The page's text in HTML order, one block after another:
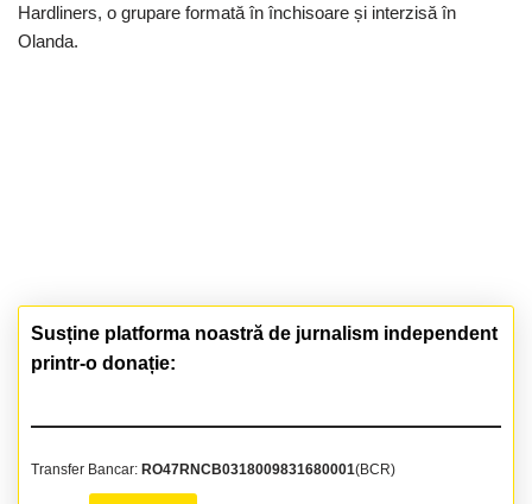
Hardliners, o grupare formată în închisoare și interzisă în
Olanda.
Susține platforma noastră de jurnalism independent
printr-o donație:
Transfer Bancar: RO47RNCB0318009831680001(BCR)